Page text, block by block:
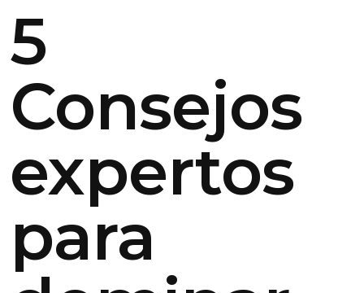
5
Consejos
expertos
para